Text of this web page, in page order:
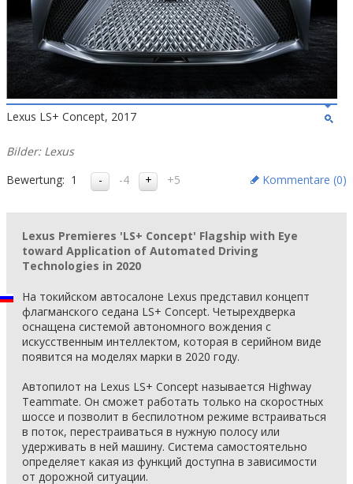
Lexus LS+ Concept, 2017
Bilder: Lexus
Bewertung: 1 -4 +5 Kommentare (0)
Lexus Premieres 'LS+ Concept' Flagship with Eye
toward Application of Automated Driving
Technologies in 2020
На токийском автосалоне Lexus представил концепт
флагманского седана LS+ Concept. Четырехдверка
оснащена системой автономного вождения c
искусственным интеллектом, которая в серийном виде
появится на моделях марки в 2020 году.
Автопилот на Lexus LS+ Concept называется Highway
Teammate. Он сможет работать только на скоростных
шоссе и позволит в беспилотном режиме встраиваться
в поток, перестраиваться в нужную полосу или
удерживать в ней машину. Система самостоятельно
определяет какая из функций доступна в зависимости
от дорожной ситуации.